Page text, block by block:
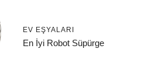
EV EŞYALARI
En İyi Robot Süpürge